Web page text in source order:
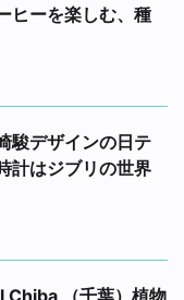
ヒーを楽しむ、種
駿デザインの日テ
計はジブリの世界
（千葉）植物